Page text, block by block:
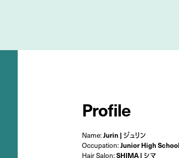
Profile
Name:Jurin | ジュリン
Occupation:Junior High
Hair Salon:SHIMA | シマ